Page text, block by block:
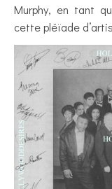
Murphy, en tant
cette pléïade